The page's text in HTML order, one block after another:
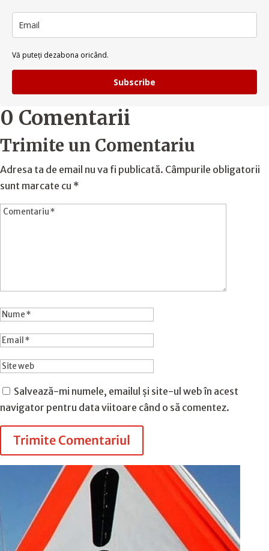
Vă puteți dezabona oricând.
Subscribe
0 Comentarii
Trimite un Comentariu
Adresa ta de email nu va fi publicată. Câmpurile obligatorii
sunt marcate cu *
Salvează-mi numele, emailul și site-ul web în acest
navigator pentru data viitoare când o să comentez.
Trimite Comentariul